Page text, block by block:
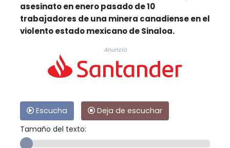
asesinato en enero pasado de 10
trabajadores de una minera canadiense en el
violento estado mexicano de Sinaloa.
Anuncio
Escucha
Deja de escuchar
Tamaño del texto: